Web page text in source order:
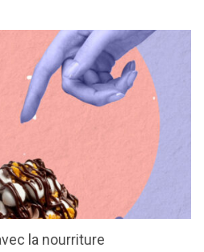
la nourriture